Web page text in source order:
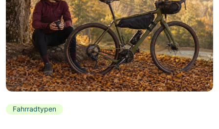
Fahrradtypen